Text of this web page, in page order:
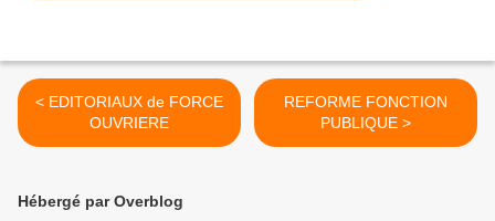
< EDITORIAUX de FORCE
OUVRIERE
REFORME FONCTION
PUBLIQUE >
Hébergé par Overblog